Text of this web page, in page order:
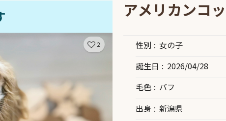
2
アメリカンコ
性別
女の子
誕生日
2026/04/28
毛色
バフ
出身
新潟県